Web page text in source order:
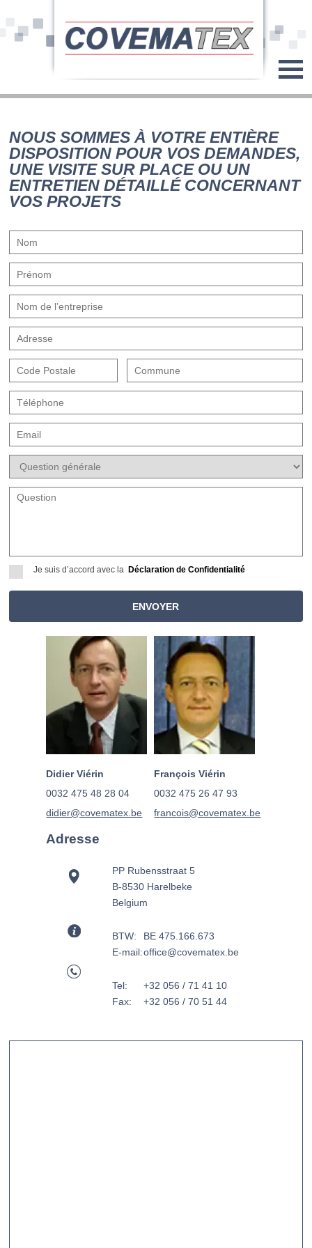
NOUS SOMMES À VOTRE ENTIÈRE
DISPOSITION POUR VOS DEMANDES,
UNE VISITE SUR PLACE OU UN
ENTRETIEN DÉTAILLÉ CONCERNANT
VOS PROJETS
Je suis d’accord avec la Déclaration de Confidentialité
Didier Viérin
0032 475 48 28 04
didier@covematex.be
François Viérin
0032 475 26 47 93
francois@covematex.be
Adresse
PP Rubensstraat 5
B-8530 Harelbeke
Belgium
BTW:
BE 475.166.673
E-mail:office@covematex.be
Tel:
+32 056 / 71 41 10
Fax:
+32 056 / 70 51 44